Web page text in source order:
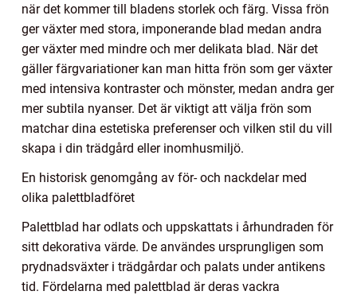
när det kommer till bladens storlek och färg. Vissa frön
ger växter med stora, imponerande blad medan andra
ger växter med mindre och mer delikata blad. När det
gäller färgvariationer kan man hitta frön som ger växter
med intensiva kontraster och mönster, medan andra ger
mer subtila nyanser. Det är viktigt att välja frön som
matchar dina estetiska preferenser och vilken stil du vill
skapa i din trädgård eller inomhusmiljö.
En historisk genomgång av för- och nackdelar med
olika palettbladföret
Palettblad har odlats och uppskattats i århundraden för
sitt dekorativa värde. De användes ursprungligen som
prydnadsväxter i trädgårdar och palats under antikens
tid. Fördelarna med palettblad är deras vackra